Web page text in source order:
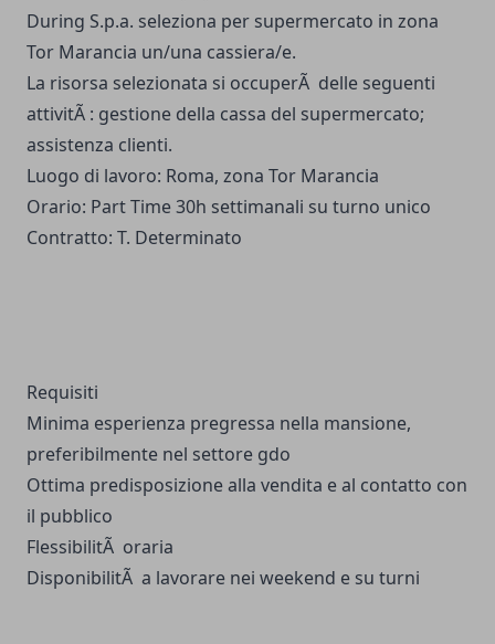
During S.p.a. seleziona per supermercato in zona
Tor Marancia un/una cassiera/e.
La risorsa selezionata si occuperÃ delle seguenti
attivitÃ : gestione della cassa del supermercato;
assistenza clienti.
Luogo di lavoro: Roma, zona Tor Marancia
Orario: Part Time 30h settimanali su turno unico
Contratto: T. Determinato
Requisiti
Minima esperienza pregressa nella mansione,
preferibilmente nel settore gdo
Ottima predisposizione alla vendita e al contatto con
il pubblico
FlessibilitÃ oraria
DisponibilitÃ a lavorare nei weekend e su turni